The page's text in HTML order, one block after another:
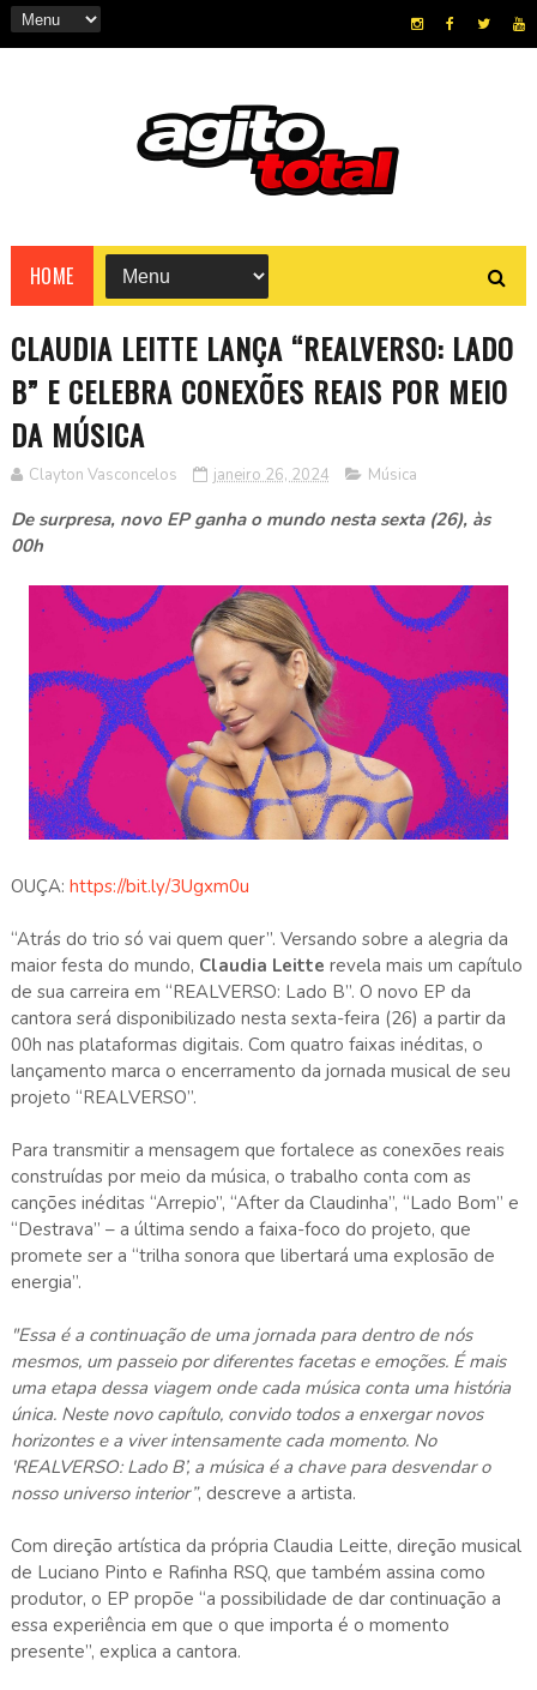
HOME
CLAUDIA LEITTE LANÇA “REALVERSO: LADO
B” E CELEBRA CONEXÕES REAIS POR MEIO
DA MÚSICA
Clayton Vasconcelos janeiro 26, 2024 Música
De surpresa, novo EP ganha o mundo nesta sexta (26), às
00h
OUÇA: https://bit.ly/3Ugxm0u
“Atrás do trio só vai quem quer”. Versando sobre a alegria da
maior festa do mundo, Claudia Leitte revela mais um capítulo
de sua carreira em “REALVERSO: Lado B”. O novo EP da
cantora será disponibilizado nesta sexta-feira (26) a partir da
00h nas plataformas digitais. Com quatro faixas inéditas, o
lançamento marca o encerramento da jornada musical de seu
projeto “REALVERSO”.
Para transmitir a mensagem que fortalece as conexões reais
construídas por meio da música, o trabalho conta com as
canções inéditas “Arrepio”, “After da Claudinha”, “Lado Bom” e
“Destrava” – a última sendo a faixa-foco do projeto, que
promete ser a “trilha sonora que libertará uma explosão de
energia”.
"Essa é a continuação de uma jornada para dentro de nós
mesmos, um passeio por diferentes facetas e emoções. É mais
uma etapa dessa viagem onde cada música conta uma história
única. Neste novo capítulo, convido todos a enxergar novos
horizontes e a viver intensamente cada momento. No
'REALVERSO: Lado B’, a música é a chave para desvendar o
nosso universo interior”, descreve a artista.
Com direção artística da própria Claudia Leitte, direção musical
de Luciano Pinto e Rafinha RSQ, que também assina como
produtor, o EP propõe “a possibilidade de dar continuação a
essa experiência em que o que importa é o momento
presente”, explica a cantora.